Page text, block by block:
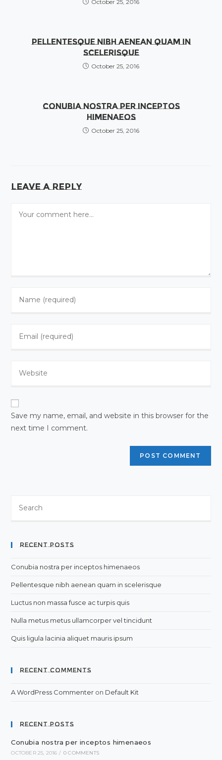
October 25, 2016
Pellentesque nibh aenean quam in
scelerisque
October 25, 2016
Conubia nostra per inceptos
himenaeos
October 25, 2016
Leave a Reply
your
username
your
your
(optional)
Save my name, email, and website in this browser for the
next time I comment.
this
Recent Posts
Conubia nostra per inceptos himenaeos
Pellentesque nibh aenean quam in scelerisque
Luctus non massa fusce ac turpis quis
Nulla metus metus ullamcorper vel tincidunt
Quis ligula lacinia aliquet mauris ipsum
Recent Comments
A WordPress Commenter on Default Kit
Recent Posts
Conubia nostra per inceptos himenaeos
OCTOBER 25, 2016 / 0 COMMENTS